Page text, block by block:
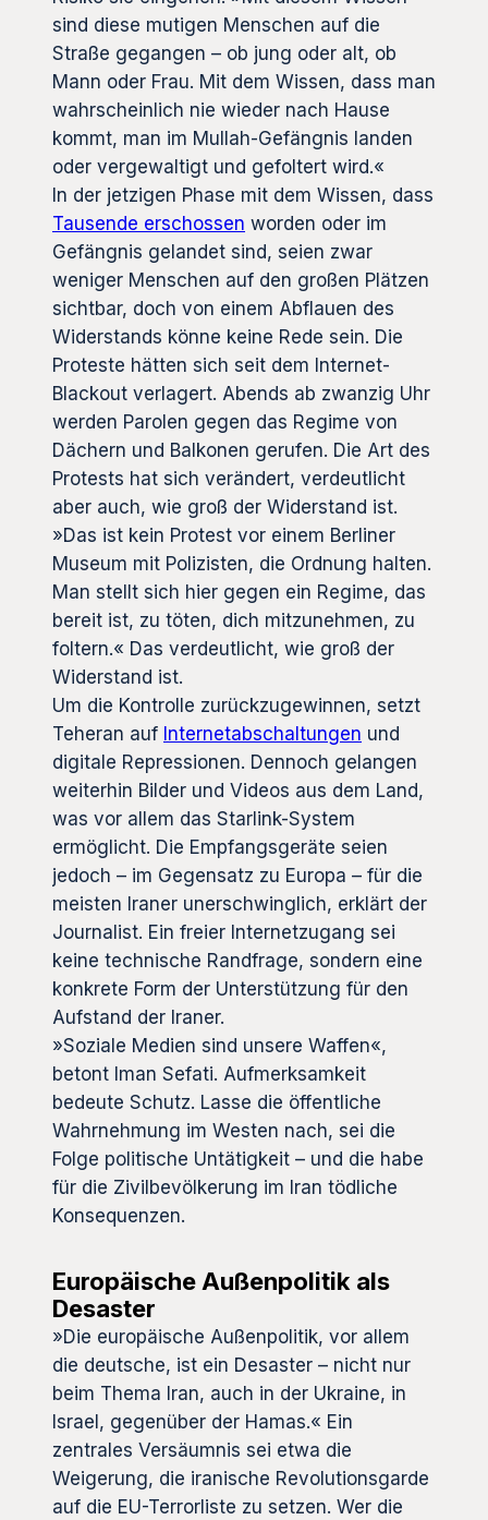
sind diese mutigen Menschen auf die
Straße gegangen – ob jung oder alt, ob
Mann oder Frau. Mit dem Wissen, dass man
wahrscheinlich nie wieder nach Hause
kommt, man im Mullah-Gefängnis landen
oder vergewaltigt und gefoltert wird.«
In der jetzigen Phase mit dem Wissen, dass
Tausende erschossen worden oder im
Gefängnis gelandet sind, seien zwar
weniger Menschen auf den großen Plätzen
sichtbar, doch von einem Abflauen des
Widerstands könne keine Rede sein. Die
Proteste hätten sich seit dem Internet-
Blackout verlagert. Abends ab zwanzig Uhr
werden Parolen gegen das Regime von
Dächern und Balkonen gerufen. Die Art des
Protests hat sich verändert, verdeutlicht
aber auch, wie groß der Widerstand ist.
»Das ist kein Protest vor einem Berliner
Museum mit Polizisten, die Ordnung halten.
Man stellt sich hier gegen ein Regime, das
bereit ist, zu töten, dich mitzunehmen, zu
foltern.« Das verdeutlicht, wie groß der
Widerstand ist.
Um die Kontrolle zurückzugewinnen, setzt
Teheran auf Internetabschaltungen und
digitale Repressionen. Dennoch gelangen
weiterhin Bilder und Videos aus dem Land,
was vor allem das Starlink-System
ermöglicht. Die Empfangsgeräte seien
jedoch – im Gegensatz zu Europa – für die
meisten Iraner unerschwinglich, erklärt der
Journalist. Ein freier Internetzugang sei
keine technische Randfrage, sondern eine
konkrete Form der Unterstützung für den
Aufstand der Iraner.
»Soziale Medien sind unsere Waffen«,
betont Iman Sefati. Aufmerksamkeit
bedeute Schutz. Lasse die öffentliche
Wahrnehmung im Westen nach, sei die
Folge politische Untätigkeit – und die habe
für die Zivilbevölkerung im Iran tödliche
Konsequenzen.
Europäische Außenpolitik als
Desaster
»Die europäische Außenpolitik, vor allem
die deutsche, ist ein Desaster – nicht nur
beim Thema Iran, auch in der Ukraine, in
Israel, gegenüber der Hamas.« Ein
zentrales Versäumnis sei etwa die
Weigerung, die iranische Revolutionsgarde
auf die EU-Terrorliste zu setzen. Wer die